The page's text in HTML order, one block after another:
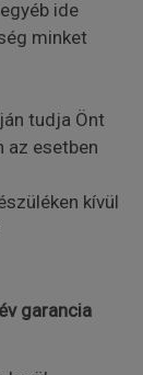
ide
minket
tudja Önt
az esetben
kívül
garancia